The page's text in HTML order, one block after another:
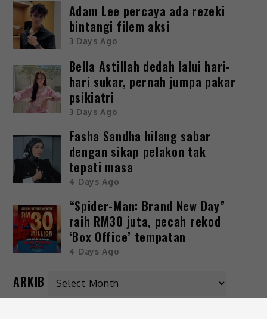
Adam Lee percaya ada rezeki
bintangi filem aksi
3 Days Ago
Bella Astillah dedah lalui hari-
hari sukar, pernah jumpa pakar
psikiatri
3 Days Ago
Fasha Sandha hilang sabar
dengan sikap pelakon tak
tepati masa
4 Days Ago
“Spider-Man: Brand New Day”
raih RM30 juta, pecah rekod
‘Box Office’ tempatan
4 Days Ago
ARKIB